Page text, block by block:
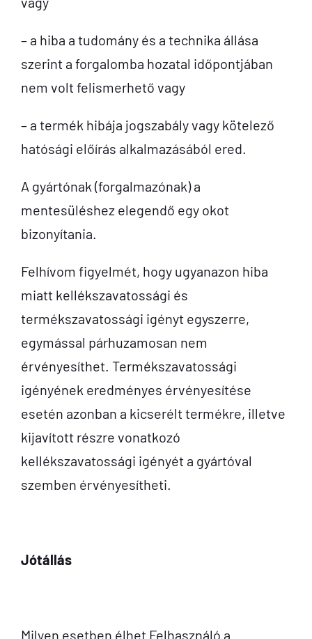
– a hiba a tudomány és a technika állása
szerint a forgalomba hozatal időpontjában
nem volt felismerhető vagy
– a termék hibája jogszabály vagy kötelező
hatósági előírás alkalmazásából ered.
A gyártónak (forgalmazónak) a
mentesüléshez elegendő egy okot
bizonyítania.
Felhívom figyelmét, hogy ugyanazon hiba
miatt kellékszavatossági és
termékszavatossági igényt egyszerre,
egymással párhuzamosan nem
érvényesíthet. Termékszavatossági
igényének eredményes érvényesítése
esetén azonban a kicserélt termékre, illetve
kijavított részre vonatkozó
kellékszavatossági igényét a gyártóval
szemben érvényesítheti.
Jótállás
Milyen esetben élhet Felhasználó a